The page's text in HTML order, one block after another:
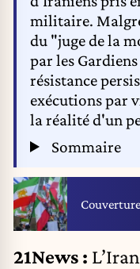
militaire.
du "juge de la
par les
résistance
exécutions par
la réalité d'un
Sommaire
21News :